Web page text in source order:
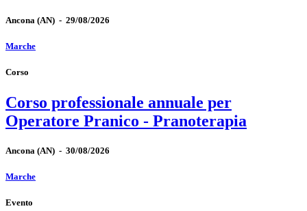
Ancona (AN) - 29/08/2026
Marche
Corso
Corso professionale annuale per
Operatore Pranico - Pranoterapia
Ancona (AN) - 30/08/2026
Marche
Evento